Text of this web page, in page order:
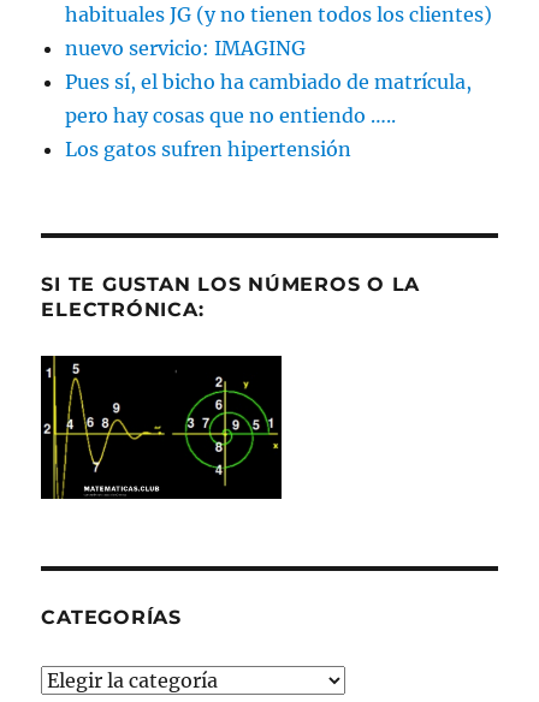
habituales JG (y no tienen todos los clientes)
nuevo servicio: IMAGING
Pues sí, el bicho ha cambiado de matrícula,
pero hay cosas que no entiendo …..
Los gatos sufren hipertensión
SI TE GUSTAN LOS NÚMEROS O LA
ELECTRÓNICA:
CATEGORÍAS
Categorías